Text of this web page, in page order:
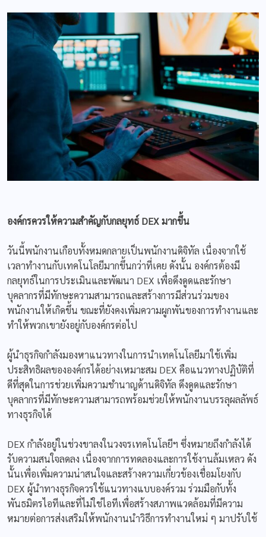
องค์กรควรให้ความสำคัญกับกลยุทธ์DEX มากขึ้น
วันนี้พนักงานเกือบทั้งหมดกลายเป็นพนักงานดิจิทัล เนื่องจากใช้
เวลาทำงานกับเทคโนโลยีมากขึ้นกว่าที่เคย ดังนั้น องค์กรต้องมี
กลยุทธ์ในการประเมินและพัฒนา DEX เพื่อดึงดูดและรักษา
บุคลากรที่มีทักษะความสามารถและสร้างการมีส่วนร่วมของ
พนักงานให้เกิดขึ้น ขณะที่ยังคงเพิ่มความผูกพันของการทำงานและ
ทำให้พวกเขายังอยู่กับองค์กรต่อไป
ผู้นำธุรกิจกำลังมองหาแนวทางในการนำเทคโนโลยีมาใช้เพิ่ม
ประสิทธิผลขององค์กรได้อย่างเหมาะสม DEX คือแนวทางปฏิบัติที่
ดีที่สุดในการช่วยเพิ่มความชำนาญด้านดิจิทัล ดึงดูดและรักษา
บุคลากรที่มีทักษะความสามารถพร้อมช่วยให้พนักงานบรรลุผลลัพธ์
ทางธุรกิจได้
DEX กำลังอยู่ในช่วงขาลงในวงจรเทคโนโลยีฯ ซึ่งหมายถึงกำลังได้
รับความสนใจลดลง เนื่องจากการทดลองและการใช้งานล้มเหลว ดัง
นั้นเพื่อเพิ่มความน่าสนใจและสร้างความเกี่ยวข้องเชื่อมโยงกับ
DEX ผู้นำทางธุรกิจควรใช้แนวทางแบบองค์รวม ร่วมมือกับทั้ง
พันธมิตรไอทีและที่ไม่ใช่ไอทีเพื่อสร้างสภาพแวดล้อมที่มีความ
หมายต่อการส่งเสริมให้พนักงานนำวิธีการทำงานใหม่ ๆ มาปรับใช้